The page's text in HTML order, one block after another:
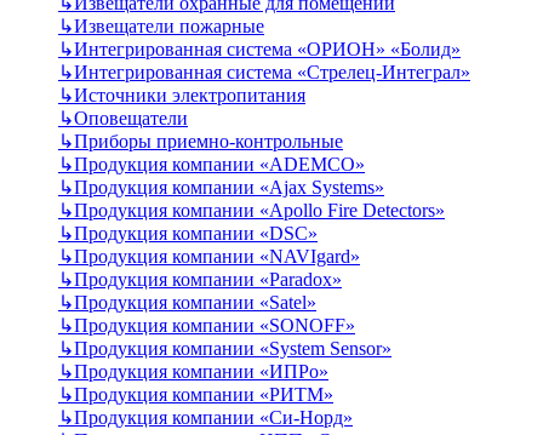
↳Извещатели пожарные
↳Интегрированная система «ОРИОН» «Болид»
↳Интегрированная система «Стрелец-Интеграл»
↳Источники электропитания
↳Оповещатели
↳Приборы приемно-контрольные
↳Продукция компании «ADEMCO»
↳Продукция компании «Ajax Systems»
↳Продукция компании «Apollo Fire Detectors»
↳Продукция компании «DSC»
↳Продукция компании «NAVIgard»
↳Продукция компании «Paradox»
↳Продукция компании «Satel»
↳Продукция компании «SONOFF»
↳Продукция компании «System Sensor»
↳Продукция компании «ИПРо»
↳Продукция компании «РИТМ»
↳Продукция компании «Си-Норд»